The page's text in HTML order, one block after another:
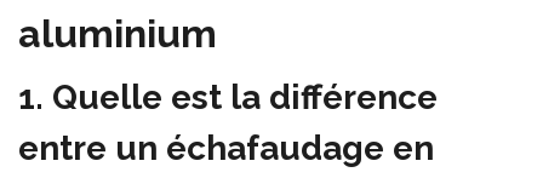
aluminium
1. Quelle est la différence
entre un échafaudage en